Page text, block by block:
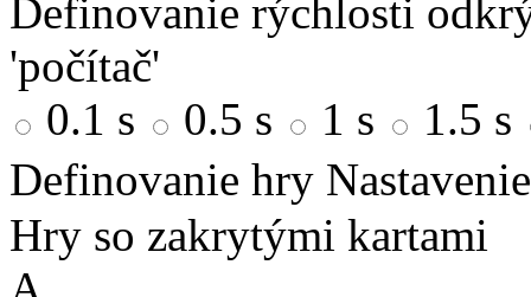
Definovanie rýchlosti
'počítač'
0.1 s
0.5 s 1 s
1.5 s
Definovanie hry
Hry so zakrytými kartami